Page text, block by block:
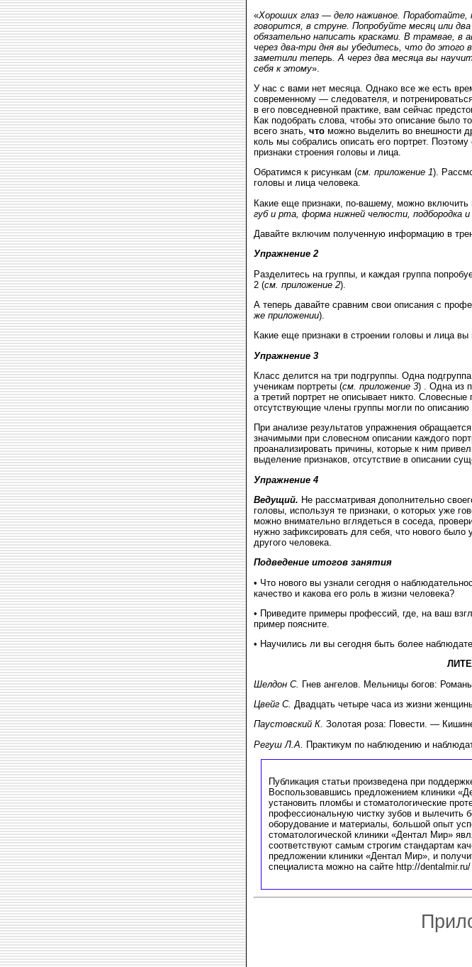
«Хороших глаз — дело наживное. Поработайте,
говорится, в струне. Попробуйте месяц или
обязательно написать красками. В трамвае,
через два-три дня вы убедитесь, что до этого
заметили теперь. А через два месяца вы
себя к этому».
У нас с вами нет месяца. Однако все же есть
современному — следователя, и
в его повседневной практике, вам сейчас
Как подобрать слова, чтобы это описание было
всего знать, что можно выделить во внешности
коль мы собрались описать его портрет.
признаки строения головы и лица.
Обратимся к рисункам (см. приложение 1).
головы и лица человека.
Какие еще признаки, по-вашему, можно включить
губ и рта, форма нижней челюсти, подбородка и
Давайте включим полученную информацию в
Упражнение 2
Разделитесь на группы, и каждая группа
2 (см. приложение 2).
А теперь давайте сравним свои описания с
же приложении).
Какие еще признаки в строении головы и лица
Упражнение 3
Класс делится на три подгруппы. Одна
ученикам портреты (см. приложение 3) . Одна из
а третий портрет не описывает никто.
отсутствующие члены группы могли по описанию
При анализе результатов упражнения
значимыми при словесном описании каждого
проанализировать причины, которые к ним
выделение признаков, отсутствие в описании
Упражнение 4
Ведущий. Не рассматривая дополнительно
головы, используя те признаки, о которых уже
можно внимательно вглядеться в соседа,
нужно зафиксировать для себя, что нового
другого человека.
Подведение итогов занятия
• Что нового вы узнали сегодня о
качество и какова его роль в жизни человека?
• Приведите примеры профессий, где, на ваш
пример поясните.
• Научились ли вы сегодня быть более
Шелдон С. Гнев ангелов. Мельницы богов:
Цвейг С. Двадцать четыре часа из жизни
Паустовский К. Золотая роза: Повести. —
Регуш Л.А.
Практикум по наблюдению и
Публикация статьи произведена при
Воспользовавшись предложением клиники
установить пломбы и стоматологические
профессиональную чистку зубов и вылечить
оборудование и материалы, большой опыт
стоматологической клиники «Дентал Мир»
соответствуют самым строгим стандартам
предложении клиники «Дентал Мир», и
специалиста можно на сайте http://dentalmir.ru/